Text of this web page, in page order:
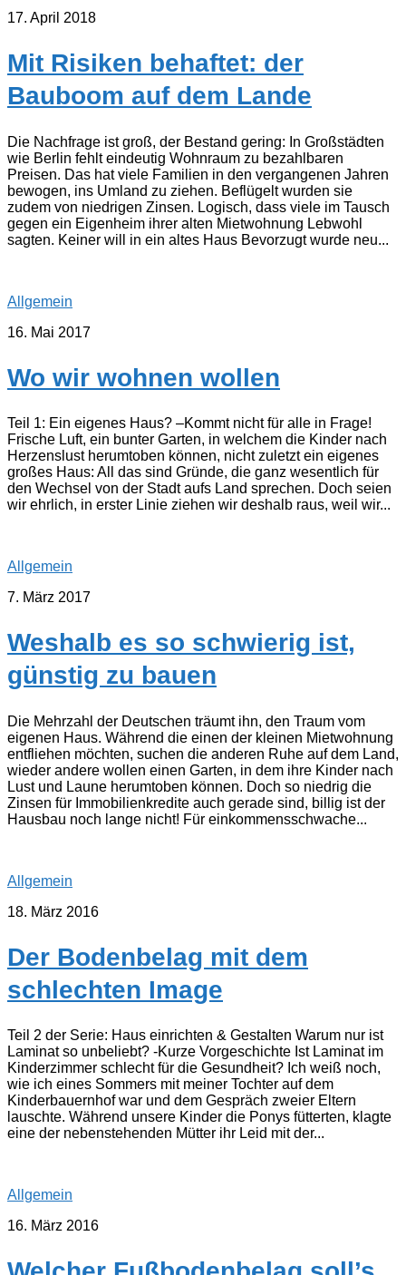
17. April 2018
Mit Risiken behaftet: der
Bauboom auf dem Lande
Die Nachfrage ist groß, der Bestand gering: In Großstädten
wie Berlin fehlt eindeutig Wohnraum zu bezahlbaren
Preisen. Das hat viele Familien in den vergangenen Jahren
bewogen, ins Umland zu ziehen. Beflügelt wurden sie
zudem von niedrigen Zinsen. Logisch, dass viele im Tausch
gegen ein Eigenheim ihrer alten Mietwohnung Lebwohl
sagten. Keiner will in ein altes Haus Bevorzugt wurde neu...
Allgemein
16. Mai 2017
Wo wir wohnen wollen
Teil 1: Ein eigenes Haus? –Kommt nicht für alle in Frage!
Frische Luft, ein bunter Garten, in welchem die Kinder nach
Herzenslust herumtoben können, nicht zuletzt ein eigenes
großes Haus: All das sind Gründe, die ganz wesentlich für
den Wechsel von der Stadt aufs Land sprechen. Doch seien
wir ehrlich, in erster Linie ziehen wir deshalb raus, weil wir...
Allgemein
7. März 2017
Weshalb es so schwierig ist,
günstig zu bauen
Die Mehrzahl der Deutschen träumt ihn, den Traum vom
eigenen Haus. Während die einen der kleinen Mietwohnung
entfliehen möchten, suchen die anderen Ruhe auf dem Land,
wieder andere wollen einen Garten, in dem ihre Kinder nach
Lust und Laune herumtoben können. Doch so niedrig die
Zinsen für Immobilienkredite auch gerade sind, billig ist der
Hausbau noch lange nicht! Für einkommensschwache...
Allgemein
18. März 2016
Der Bodenbelag mit dem
schlechten Image
Teil 2 der Serie: Haus einrichten & Gestalten Warum nur ist
Laminat so unbeliebt? -Kurze Vorgeschichte Ist Laminat im
Kinderzimmer schlecht für die Gesundheit? Ich weiß noch,
wie ich eines Sommers mit meiner Tochter auf dem
Kinderbauernhof war und dem Gespräch zweier Eltern
lauschte. Während unsere Kinder die Ponys fütterten, klagte
eine der nebenstehenden Mütter ihr Leid mit der...
Allgemein
16. März 2016